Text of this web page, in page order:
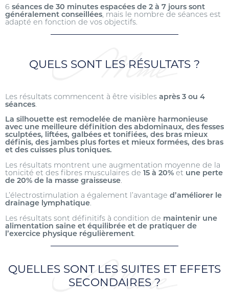
6 séances de 30 minutes espacées de 2 à 7 jours sont
généralement conseillées, mais le nombre de séances est
adapté en fonction de vos objectifs.
QUELS SONT LES RÉSULTATS ?
Les résultats commencent à être visibles après 3 ou 4
séances.
La silhouette est remodelée de manière harmonieuse
avec une meilleure définition des abdominaux, des fesses
sculptées, liftées, galbées et tonifiées, des bras mieux
définis, des jambes plus fortes et mieux formées, des bras
et des cuisses plus toniques.
Les résultats montrent une augmentation moyenne de la
tonicité et des fibres musculaires de 15 à 20% et une perte
de 20% de la masse graisseuse.
L’électrostimulation a également l’avantage d’améliorer le
drainage lymphatique.
Les résultats sont définitifs à condition de maintenir une
alimentation saine et équilibrée et de pratiquer de
l’exercice physique régulièrement.
QUELLES SONT LES SUITES ET EFFETS
SECONDAIRES ?